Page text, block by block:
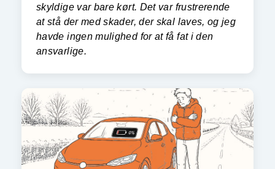
skyldige var bare kørt. Det var frustrerende
at stå der med skader, der skal laves, og jeg
havde ingen mulighed for at få fat i den
ansvarlige.